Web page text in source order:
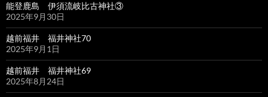
能登鹿島 伊須流岐比古神社③
2025年9月30日
越前福井 福井神社70
2025年9月1日
越前福井 福井神社69
2025年8月24日